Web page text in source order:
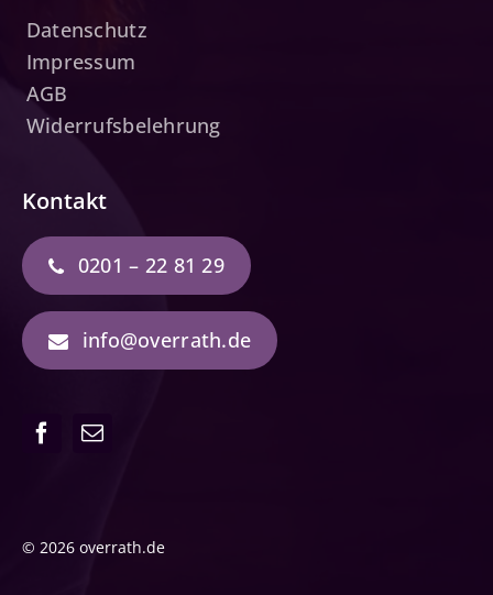
Kontakt
0201 – 22 81 29
info@overrath.de
Datenschutz
Impressum
AGB
Widerrufsbelehrung
© 2026 overrath.de